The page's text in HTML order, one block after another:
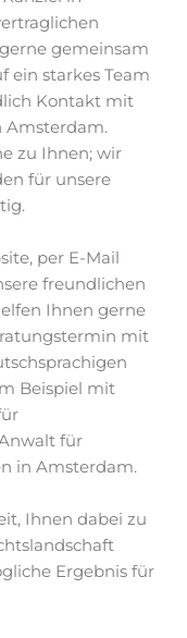
gemeinsam
ein starkes Team
Kontakt mit
Amsterdam.
zu Ihnen; wir
für unsere
per E-Mail
freundlichen
Ihnen gerne
mit
Beispiel mit
für
in Amsterdam.
Ihnen dabei zu
Ergebnis für